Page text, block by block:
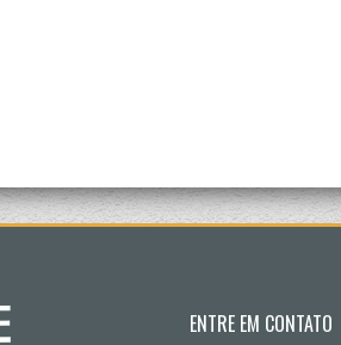
ENTRE EM CONTATO